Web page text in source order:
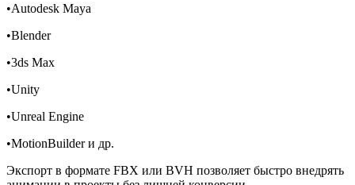
•Autodesk Maya
•Blender
•3ds Max
•Unity
•Unreal Engine
•MotionBuilder и др.
Экспорт в формате FBX или BVH позволяет быстро внедрять